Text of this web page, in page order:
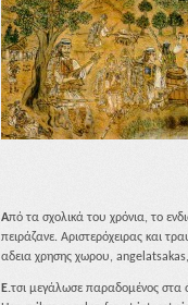
Aπό τα σχολικά του χρόνια, το
πειράζανε. Αριστερόχειρας και
αδεια χρησης χωρου,
E.τσι μεγάλωσε παραδομένος στα